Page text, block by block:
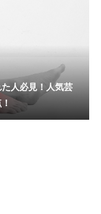
人必見！人気芸